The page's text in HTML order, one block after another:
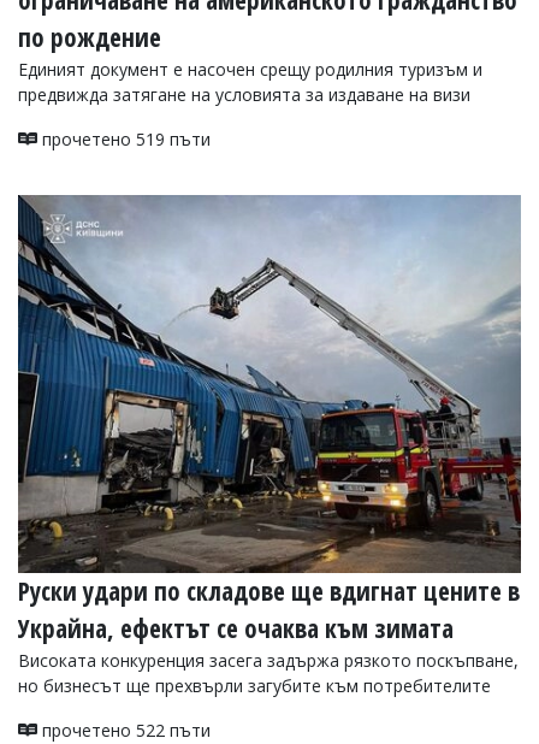
по рождение
Единият документ е насочен срещу родилния туризъм и
предвижда затягане на условията за издаване на визи
прочетено 519 пъти
Руски удари по складове ще вдигнат цените в
Украйна, ефектът се очаква към зимата
Високата конкуренция засега задържа рязкото поскъпване,
но бизнесът ще прехвърли загубите към потребителите
прочетено 522 пъти